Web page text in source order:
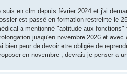
g
n
o
l
u
suis en clm depuis février 2024 et j'ai
est passé en formation restreinte le
a mentionné "aptitude aux
jusqu'en novembre 2026 et avec
bien peur de devoir etre obligée de
en novembre , devrais je penser a